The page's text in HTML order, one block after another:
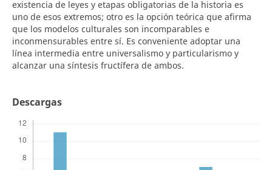
existencia de leyes y etapas obligatorias de la historia es
uno de esos extremos; otro es la opción teórica que afirma
que los modelos culturales son incomparables e
inconmensurables entre sí. Es conveniente adoptar una
línea intermedia entre universalismo y particularismo y
alcanzar una síntesis fructífera de ambos.
Descargas